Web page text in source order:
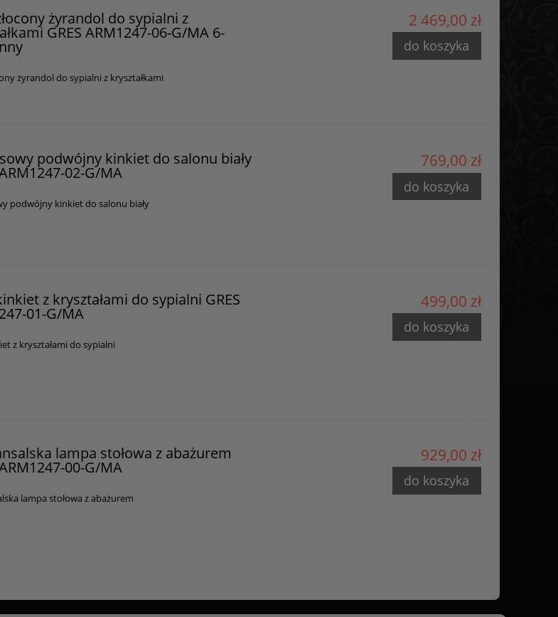
żyrandol do sypialni z
GRES ARM1247-06-G/MA 6-
żyrandol do sypialni z kryształkami
2 469,00 zł
do koszyka
podwójny kinkiet do salonu biały
02-G/MA
podwójny kinkiet do salonu biały
769,00 zł
do koszyka
z kryształami do sypialni GRES
01-G/MA
z kryształami do sypialni
499,00 zł
do koszyka
lampa stołowa z abażurem
00-G/MA
lampa stołowa z abażurem
929,00 zł
do koszyka